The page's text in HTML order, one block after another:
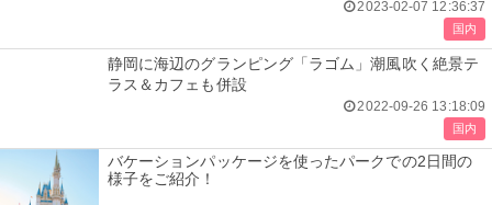
2023-02-07 12:36:37
国内
静岡に海辺のグランピング「ラゴム」潮風吹く絶景テ
ラス＆カフェも併設
2022-09-26 13:18:09
国内
バケーションパッケージを使ったパークでの2日間の
様子をご紹介！